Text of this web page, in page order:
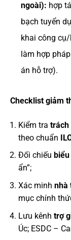
ngoài): hợp
bạch tuyển
khai công
làm hợp
án hỗ trợ).
Checklist giảm
Kiểm tra trách
theo chuẩn
Đối chiếu
ẩn”;
Xác minh nhà
mục chính
Lưu kênh trợ
Úc; ESDC –